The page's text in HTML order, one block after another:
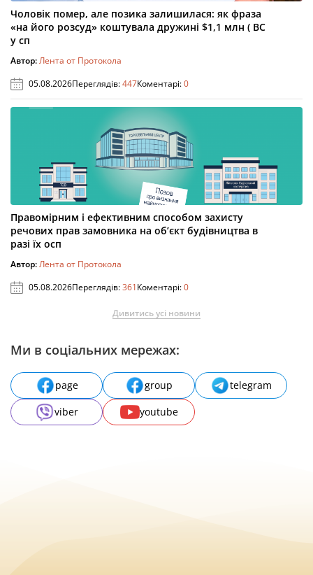
Чоловік помер, але позика залишилася: як фраза
«на його розсуд» коштувала дружині $1,1 млн ( ВС
у сп
Автор:Лента от Протокола
05.08.2026Переглядів:447Коментарі:0
Правомірним і ефективним способом захисту
речових прав замовника на об’єкт будівництва в
разі їх осп
Автор:Лента от Протокола
05.08.2026Переглядів:361Коментарі:0
Дивитись усі новини
Ми в соціальних мережах:
page group
telegram
viber
youtube